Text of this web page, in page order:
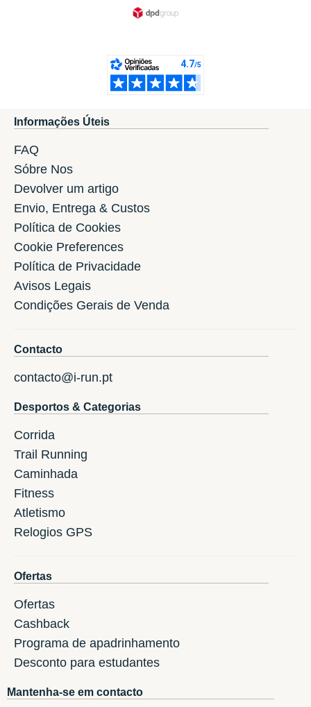
Informações Úteis
FAQ
Sóbre Nos
Devolver um artigo
Envio, Entrega & Custos
Política de Cookies
Cookie Preferences
Política de Privacidade
Avisos Legais
Condições Gerais de Venda
Contacto
contacto@i-run.pt
Desportos & Categorias
Corrida
Trail Running
Caminhada
Fitness
Atletismo
Relogios GPS
Ofertas
Ofertas
Cashback
Programa de apadrinhamento
Desconto para estudantes
Mantenha-se em contacto